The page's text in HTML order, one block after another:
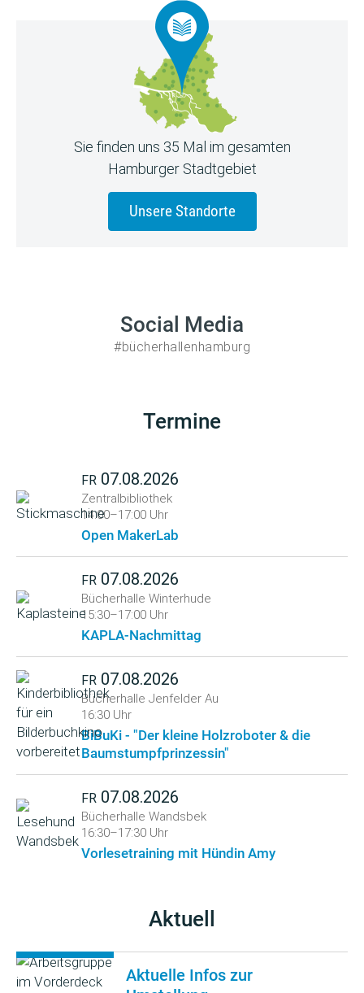
Sie finden uns 35 Mal im gesamten
Hamburger Stadtgebiet
Unsere Standorte
Social Media
#bücherhallenhamburg
Termine
FR 07.08.2026
Zentralbibliothek
14:00–17:00 Uhr
Open MakerLab
FR 07.08.2026
Bücherhalle Winterhude
15:30–17:00 Uhr
KAPLA-Nachmittag
FR 07.08.2026
Bücherhalle Jenfelder Au
16:30 Uhr
BiBuKi - "Der kleine Holzroboter & die
Baumstumpfprinzessin"
FR 07.08.2026
Bücherhalle Wandsbek
16:30–17:30 Uhr
Vorlesetraining mit Hündin Amy
Aktuell
Aktuelle Infos zur